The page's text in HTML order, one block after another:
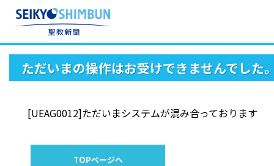
ただいまの操作はお受けできませんでした
[UEAG0012]ただいまシステムが混み合っております
TOPページへ